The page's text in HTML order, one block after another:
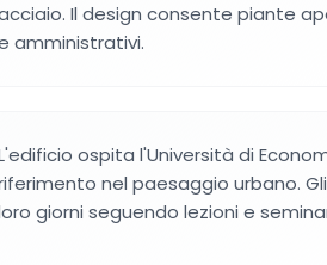
Il design consente piante
amministrativi.
ospita l'Università di
nel paesaggio urbano.
giorni seguendo lezioni e